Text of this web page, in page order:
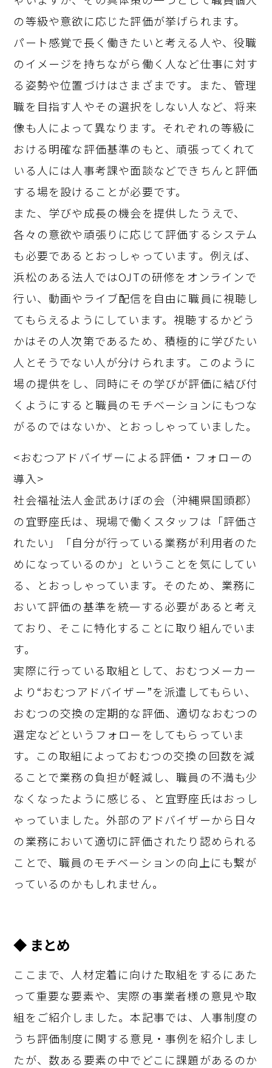
の等級や意欲に応じた評価が挙げられます。
パート感覚で長く働きたいと考える人や、役職
のイメージを持ちながら働く人など仕事に対す
る姿勢や位置づけはさまざまです。また、管理
職を目指す人やその選択をしない人など、将来
像も人によって異なります。それぞれの等級に
おける明確な評価基準のもと、頑張ってくれて
いる人には人事考課や面談などできちんと評価
する場を設けることが必要です。
また、学びや成長の機会を提供したうえで、
各々の意欲や頑張りに応じて評価するシステム
も必要であるとおっしゃっています。例えば、
浜松のある法人ではOJTの研修をオンラインで
行い、動画やライブ配信を自由に職員に視聴し
てもらえるようにしています。視聴するかどう
かはその人次第であるため、積極的に学びたい
人とそうでない人が分けられます。このように
場の提供をし、同時にその学びが評価に結び付
くようにすると職員のモチベーションにもつな
がるのではないか、とおっしゃっていました。
<おむつアドバイザーによる評価・フォローの
導入>
社会福祉法人金武あけぼの会（沖縄県国頭郡）
の宜野座氏は、現場で働くスタッフは「評価さ
れたい」「自分が行っている業務が利用者のた
めになっているのか」ということを気にしてい
る、とおっしゃっています。そのため、業務に
おいて評価の基準を統一する必要があると考え
ており、そこに特化することに取り組んでいま
す。
実際に行っている取組として、おむつメーカー
より“おむつアドバイザー”を派遣してもらい、
おむつの交換の定期的な評価、適切なおむつの
選定などというフォローをしてもらっていま
す。この取組によっておむつの交換の回数を減
ることで業務の負担が軽減し、職員の不満も少
なくなったように感じる、と宜野座氏はおっし
ゃっていました。外部のアドバイザーから日々
の業務において適切に評価されたり認められる
ことで、職員のモチベーションの向上にも繋が
っているのかもしれません。
◆ まとめ
ここまで、人材定着に向けた取組をするにあた
って重要な要素や、実際の事業者様の意見や取
組をご紹介しました。本記事では、人事制度の
うち評価制度に関する意見・事例を紹介しまし
たが、数ある要素の中でどこに課題があるのか